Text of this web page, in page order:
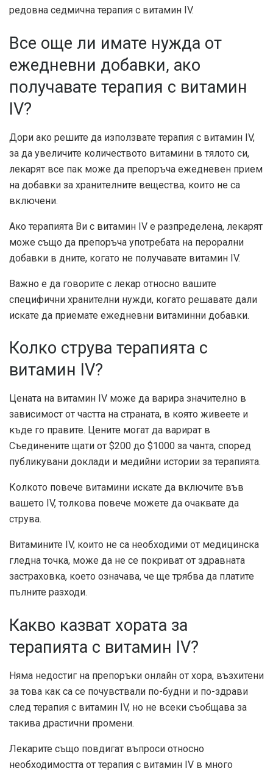
редовна седмична терапия с витамин IV.
Все още ли имате нужда от
ежедневни добавки, ако
получавате терапия с витамин
IV?
Дори ако решите да използвате терапия с витамин IV,
за да увеличите количеството витамини в тялото си,
лекарят все пак може да препоръча ежедневен прием
на добавки за хранителните вещества, които не са
включени.
Ако терапията Ви с витамин IV е разпределена, лекарят
може също да препоръча употребата на перорални
добавки в дните, когато не получавате витамин IV.
Важно е да говорите с лекар относно вашите
специфични хранителни нужди, когато решавате дали
искате да приемате ежедневни витаминни добавки.
Колко струва терапията с
витамин IV?
Цената на витамин IV може да варира значително в
зависимост от частта на страната, в която живеете и
къде го правите. Цените могат да варират в
Съединените щати от $200 до $1000 за чанта, според
публикувани доклади и медийни истории за терапията.
Колкото повече витамини искате да включите във
вашето IV, толкова повече можете да очаквате да
струва.
Витамините IV, които не са необходими от медицинска
гледна точка, може да не се покриват от здравната
застраховка, което означава, че ще трябва да платите
пълните разходи.
Какво казват хората за
терапията с витамин IV?
Няма недостиг на препоръки онлайн от хора, възхитени
за това как са се почувствали по-будни и по-здрави
след терапия с витамин IV, но не всеки съобщава за
такива драстични промени.
Лекарите също повдигат въпроси относно
необходимостта от терапия с витамин IV в много